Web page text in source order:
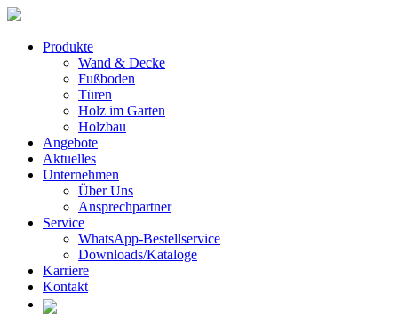
Produkte
Wand & Decke
Fußboden
Türen
Holz im Garten
Holzbau
Angebote
Aktuelles
Unternehmen
Über Uns
Ansprechpartner
Service
WhatsApp-Bestellservice
Downloads/Kataloge
Karriere
Kontakt